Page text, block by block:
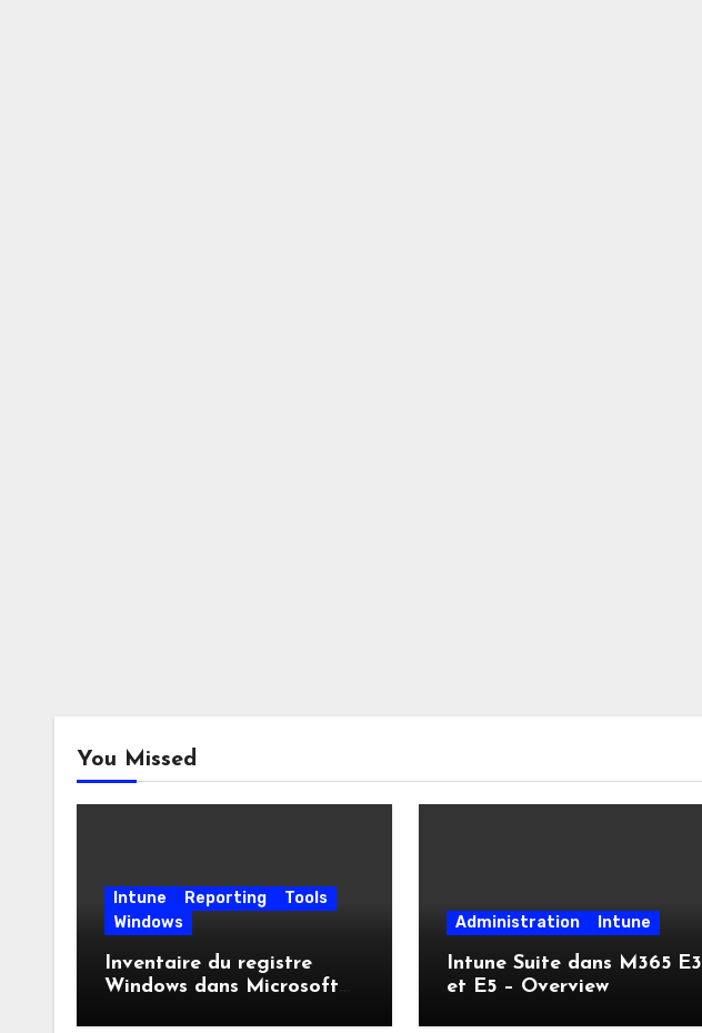
You Missed
Intune Reporting
Tools
Windows
Inventaire du registre
Windows dans Microsoft
Administration Intune
Intune Suite dans M365 E3
et E5 – Overview